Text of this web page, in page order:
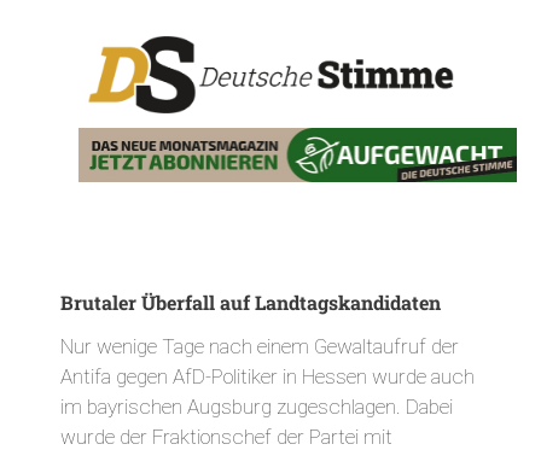
Brutaler Überfall auf Landtagskandidaten
Nur wenige Tage nach einem Gewaltaufruf der
Antifa gegen AfD-Politiker in Hessen wurde auch
im bayrischen Augsburg zugeschlagen. Dabei
wurde der Fraktionschef der Partei mit